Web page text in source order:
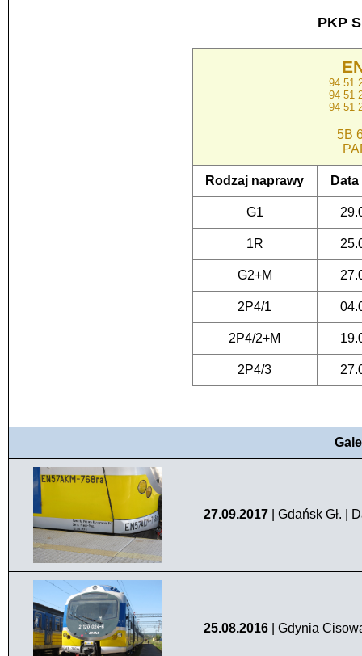
PKP
94 51
94 51
94 51
5B
Rodzaj naprawy
G1
1R
G2+M
2P4/1
2P4/2+M
2P4/3
27.09.2017 | Gdańsk Gł. |
25.08.2016 | Gdynia